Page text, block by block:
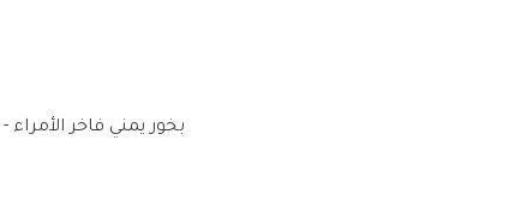
Luxury Yemeni Bakhoor AlOmara - بخور يمني فاخر الأمراء